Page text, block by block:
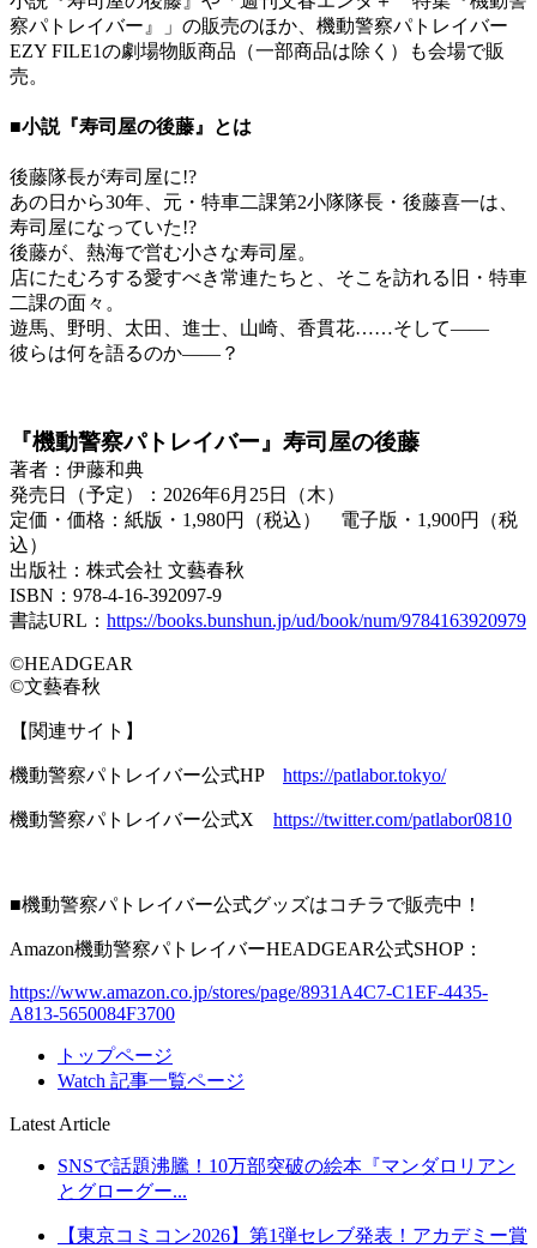
察パトレイバー』」の販売のほか、機動警察パトレイバー
EZY FILE1の劇場物販商品（一部商品は除く）も会場で販
売。
■小説『寿司屋の後藤』とは
後藤隊長が寿司屋に!?
あの日から30年、元・特車二課第2小隊隊長・後藤喜一は、
寿司屋になっていた!?
後藤が、熱海で営む小さな寿司屋。
店にたむろする愛すべき常連たちと、そこを訪れる旧・特車
二課の面々。
遊馬、野明、太田、進士、山崎、香貫花……そして――
彼らは何を語るのか――？
『機動警察パトレイバー』寿司屋の後藤
著者：伊藤和典
発売日（予定）：2026年6月25日（木）
定価・価格：紙版・1,980円（税込） 電子版・1,900円（税
込）
出版社：株式会社 文藝春秋
ISBN：978-4-16-392097-9
書誌URL： https://books.bunshun.jp/ud/book/num/9784163920979
©HEADGEAR
©文藝春秋
【関連サイト】
機動警察パトレイバー公式HP https://patlabor.tokyo/
機動警察パトレイバー公式X https://twitter.com/patlabor0810
■機動警察パトレイバー公式グッズはコチラで販売中！
Amazon機動警察パトレイバーHEADGEAR公式SHOP：
https://www.amazon.co.jp/stores/page/8931A4C7-C1EF-4435-
A813-5650084F3700
トップページ
Watch 記事一覧ページ
Latest Article
SNSで話題沸騰！10万部突破の絵本『マンダロリアン
とグローグー...
【東京コミコン2026】第1弾セレブ発表！アカデミー賞